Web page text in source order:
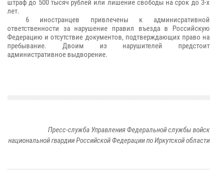
штраф до 500 тысяч рублей или лишение свободы на срок до 3-х
лет.
6 иностранцев привлечены к админисративной
ответственности за нарушение правил въезда в Российскую
Федерацию и отсутствие документов, подтверждающих право на
пребывание. Двоим из нарушителей предстоит
административное выдворение.
Пресс-служба Управления Федеральной службы войск
национальной гвардии Российской Федерации по Иркутской области